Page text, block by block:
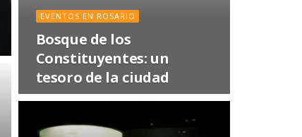
EVENTOS EN ROSARIO
Bosque de los
Constituyentes: un
tesoro de la ciudad